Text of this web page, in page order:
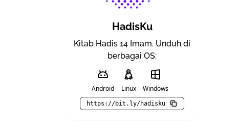
HadisKu
Kitab Hadis 14 Imam. Unduh di
berbagai OS:
Android Linux Windows
https://bit.ly/hadisku